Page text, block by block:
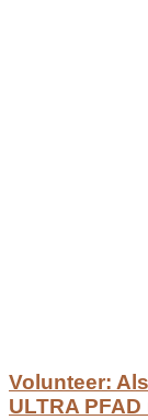
Volunteer:
ULTRA